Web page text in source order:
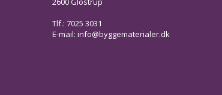
Tlf.: 7025 3031
E-mail: info@byggematerialer.dk